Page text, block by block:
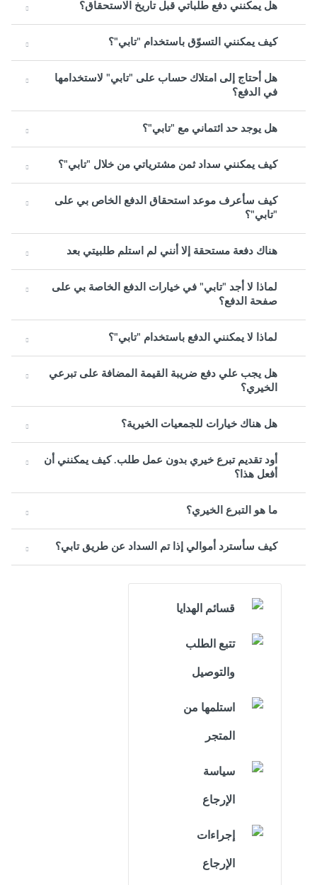
هل يمكنني دفع طلباتي قبل تاريخ الاستحقاق؟
كيف يمكنني التسوّق باستخدام "تابي"؟
هل أحتاج إلى امتلاك حساب على "تابي" لاستخدامها
في الدفع؟
هل يوجد حد ائتماني مع "تابي"؟
كيف يمكنني سداد ثمن مشترياتي من خلال "تابي"؟
كيف سأعرف موعد استحقاق الدفع الخاص بي على
"تابي"؟
هناك دفعة مستحقة إلا أنني لم استلم طلبيتي بعد
لماذا لا أجد "تابي" في خيارات الدفع الخاصة بي على
صفحة الدفع؟
لماذا لا يمكنني الدفع باستخدام "تابي"؟
هل يجب علي دفع ضريبة القيمة المضافة على تبرعي
الخيري؟
هل هناك خيارات للجمعيات الخيرية؟
أود تقديم تبرع خيري بدون عمل طلب. كيف يمكنني أن
أفعل هذا؟
ما هو التبرع الخيري؟
كيف سأسترد أموالي إذا تم السداد عن طريق تابي؟
قسائم الهدايا
تتبع الطلب
والتوصيل
استلمها من
المتجر
سياسة
الإرجاع
إجراءات
الإرجاع